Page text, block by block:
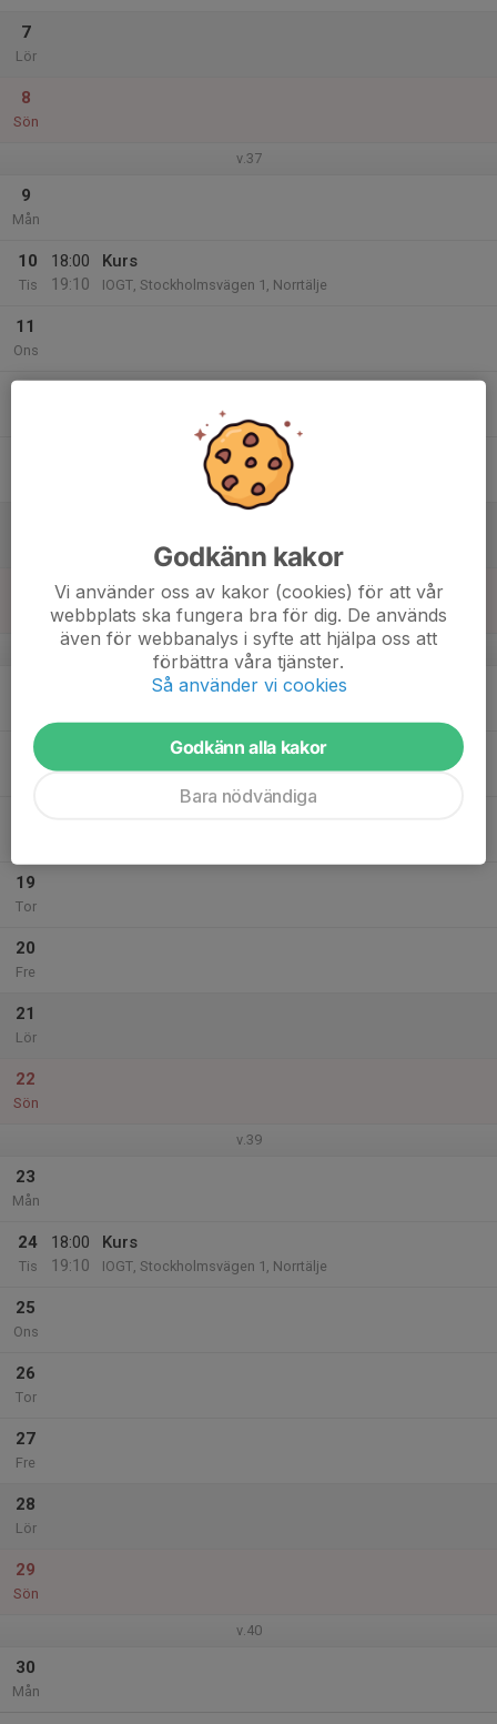
7
Lör
8
Sön
v.37
9
Mån
10
Tis
18:00
19:10
Kurs
IOGT, Stockholmsvägen 1, Norrtälje
11
Ons
v.38
17
19:10
IOGT, Stockholmsvägen 1, Norrtälje
19
Tor
20
Fre
21
Lör
22
Sön
v.39
23
Mån
24
Tis
18:00
19:10
Kurs
IOGT, Stockholmsvägen 1, Norrtälje
25
Ons
26
Tor
27
Fre
28
Lör
29
Sön
v.40
30
Mån
Godkänn kakor
Vi använder oss av kakor (cookies) för att vår
webbplats ska fungera bra för dig. De används
även för webbanalys i syfte att hjälpa oss att
förbättra våra tjänster.
Så använder vi cookies
Godkänn alla kakor
Bara nödvändiga